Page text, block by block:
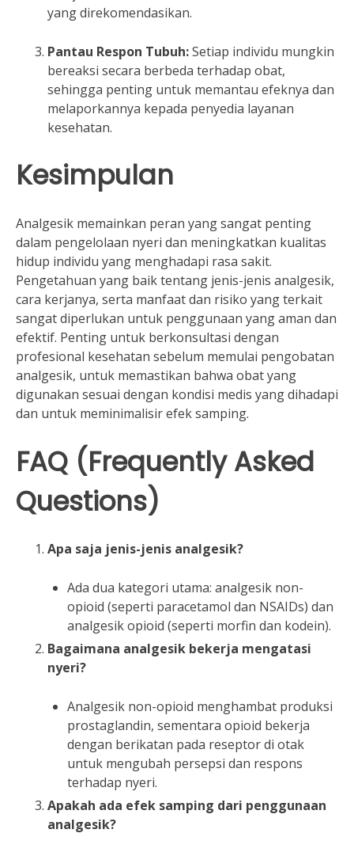
yang direkomendasikan.
Pantau Respon Tubuh:Setiap individu mungkin
bereaksi secara berbeda terhadap obat,
sehingga penting untuk memantau efeknya dan
melaporkannya kepada penyedia layanan
kesehatan.
Kesimpulan
Analgesik memainkan peran yang sangat penting
dalam pengelolaan nyeri dan meningkatkan kualitas
hidup individu yang menghadapi rasa sakit.
Pengetahuan yang baik tentang jenis-jenis analgesik,
cara kerjanya, serta manfaat dan risiko yang terkait
sangat diperlukan untuk penggunaan yang aman dan
efektif. Penting untuk berkonsultasi dengan
profesional kesehatan sebelum memulai pengobatan
analgesik, untuk memastikan bahwa obat yang
digunakan sesuai dengan kondisi medis yang dihadapi
dan untuk meminimalisir efek samping.
FAQ (Frequently Asked
Questions)
Apa saja jenis-jenis analgesik?
Ada dua kategori utama: analgesik non-
opioid (seperti paracetamol dan NSAIDs) dan
analgesik opioid (seperti morfin dan kodein).
Bagaimana analgesik bekerja mengatasi
nyeri?
Analgesik non-opioid menghambat produksi
prostaglandin, sementara opioid bekerja
dengan berikatan pada reseptor di otak
untuk mengubah persepsi dan respons
terhadap nyeri.
Apakah ada efek samping dari penggunaan
analgesik?